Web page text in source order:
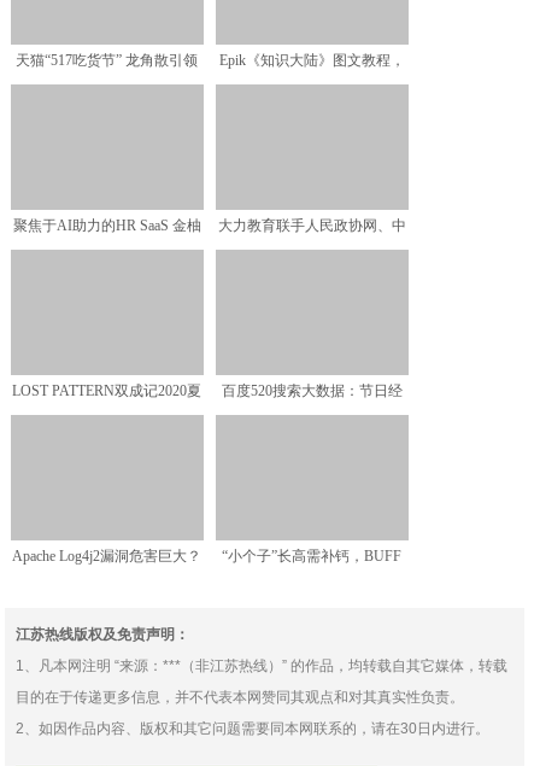
天猫“517吃货节” 龙角散引领
Epik《知识大陆》图文教程，
聚焦于AI助力的HR SaaS 金柚
大力教育联手人民政协网、中
LOST PATTERN双成记2020夏
百度520搜索大数据：节日经
Apache Log4j2漏洞危害巨大？
“小个子”长高需补钙，BUFF
江苏热线版权及免责声明：
1、凡本网注明 “来源：***（非江苏热线）” 的作品，均转载自其它媒体，转载
目的在于传递更多信息，并不代表本网赞同其观点和对其真实性负责。
2、如因作品内容、版权和其它问题需要同本网联系的，请在30日内进行。